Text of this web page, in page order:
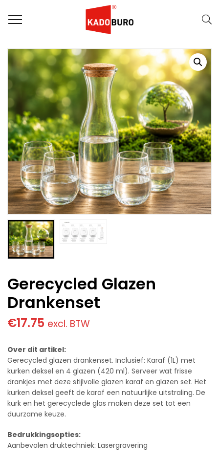
Home
Duurzame Geschenken
Gerecycled Glazen Drankenset
Gerecycled Glazen
Drankenset
€17.75 excl. BTW
Over dit artikel:
Gerecycled glazen drankenset. Inclusief: Karaf (1L) met
kurken deksel en 4 glazen (420 ml). Serveer wat frisse
drankjes met deze stijlvolle glazen karaf en glazen set. Het
kurken deksel geeft de karaf een natuurlijke uitstraling. De
kurk en het gerecyclede glas maken deze set tot een
duurzame keuze.
Bedrukkingsopties:
Aanbevolen druktechniek: Lasergravering